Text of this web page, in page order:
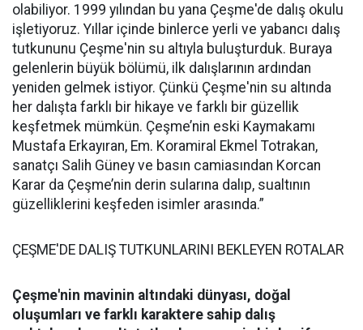
olabiliyor. 1999 yılından bu yana Çeşme'de dalış okulu
işletiyoruz. Yıllar içinde binlerce yerli ve yabancı dalış
tutkununu Çeşme'nin su altıyla buluşturduk. Buraya
gelenlerin büyük bölümü, ilk dalışlarının ardından
yeniden gelmek istiyor. Çünkü Çeşme'nin su altında
her dalışta farklı bir hikaye ve farklı bir güzellik
keşfetmek mümkün. Çeşme’nin eski Kaymakamı
Mustafa Erkayıran, Em. Koramiral Ekmel Totrakan,
sanatçı Salih Güney ve basın camiasından Korcan
Karar da Çeşme’nin derin sularına dalıp, sualtının
güzelliklerini keşfeden isimler arasında.”
ÇEŞME'DE DALIŞ TUTKUNLARINI BEKLEYEN ROTALAR
Çeşme'nin mavinin altındaki dünyası, doğal
oluşumları ve farklı karaktere sahip dalış